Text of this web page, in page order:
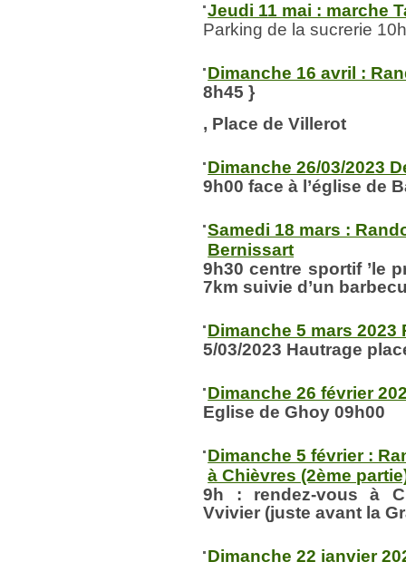
Jeudi 11 mai : marche
Parking de la sucrerie
Dimanche 16 avril :
8h45 }
, Place de Villerot
Dimanche 26/03/2023
9h00 face à l’église de
Samedi 18 mars :
Bernissart
9h30 centre sportif ’le
7km suivie d’un
Dimanche 5 mars
5/03/2023 Hautrage
Dimanche 26 février
Eglise de Ghoy09h00
Dimanche 5 février :
à Chièvres (2ème
9h : rendez-vous à
Vvivier (juste avant la
Dimanche 22 janvier